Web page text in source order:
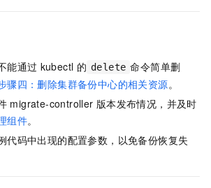
能通过 kubectl 的 delete 命令简单删
骤四：删除集群备份中心的相关资源。
migrate-controller 版本发布情况，并及时
组件。
代码中出现的配置参数，以免备份恢复失